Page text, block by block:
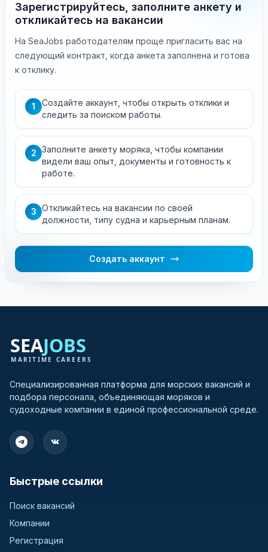
Зарегистрируйтесь, заполните анкету и
откликайтесь на вакансии
На SeaJobs работодателям проще пригласить вас на
следующий контракт, когда анкета заполнена и готова
к отклику.
1
Создайте аккаунт, чтобы открыть отклики и
следить за поиском работы.
2 Заполните анкету моряка, чтобы компании
видели ваш опыт, документы и готовность к
работе.
3 Откликайтесь на вакансии по своей
должности, типу судна и карьерным планам.
Создать аккаунт
Специализированная платформа для морских вакансий и
подбора персонала, объединяющая моряков и
судоходные компании в единой профессиональной среде.
Быстрые ссылки
Поиск вакансий
Компании
Регистрация